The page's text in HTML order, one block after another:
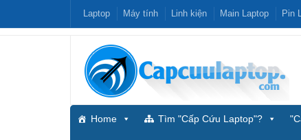
Laptop Máy tính Linh kiện Main Laptop Pin
Home Tìm "Cấp Cứu Laptop"?